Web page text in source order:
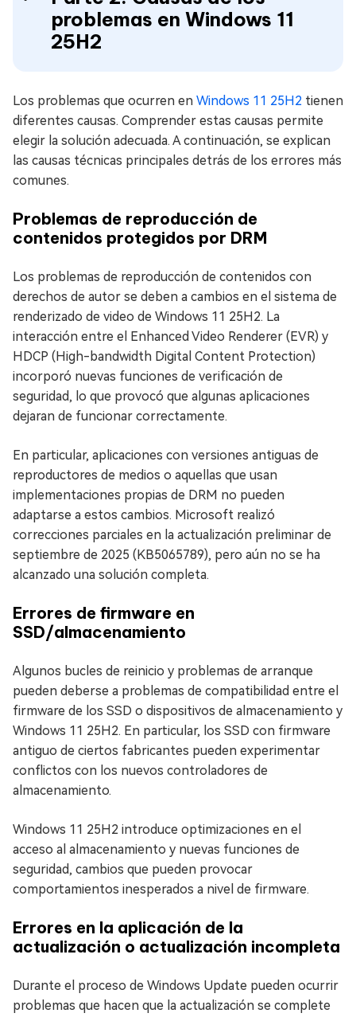
problemas en Windows 11
25H2
Los problemas que ocurren en Windows 11 25H2 tienen
diferentes causas. Comprender estas causas permite
elegir la solución adecuada. A continuación, se explican
las causas técnicas principales detrás de los errores más
comunes.
Problemas de reproducción de
contenidos protegidos por DRM
Los problemas de reproducción de contenidos con
derechos de autor se deben a cambios en el sistema de
renderizado de video de Windows 11 25H2. La
interacción entre el Enhanced Video Renderer (EVR) y
HDCP (High-bandwidth Digital Content Protection)
incorporó nuevas funciones de verificación de
seguridad, lo que provocó que algunas aplicaciones
dejaran de funcionar correctamente.
En particular, aplicaciones con versiones antiguas de
reproductores de medios o aquellas que usan
implementaciones propias de DRM no pueden
adaptarse a estos cambios. Microsoft realizó
correcciones parciales en la actualización preliminar de
septiembre de 2025 (KB5065789), pero aún no se ha
alcanzado una solución completa.
Errores de firmware en
SSD/almacenamiento
Algunos bucles de reinicio y problemas de arranque
pueden deberse a problemas de compatibilidad entre el
firmware de los SSD o dispositivos de almacenamiento y
Windows 11 25H2. En particular, los SSD con firmware
antiguo de ciertos fabricantes pueden experimentar
conflictos con los nuevos controladores de
almacenamiento.
Windows 11 25H2 introduce optimizaciones en el
acceso al almacenamiento y nuevas funciones de
seguridad, cambios que pueden provocar
comportamientos inesperados a nivel de firmware.
Errores en la aplicación de la
actualización o actualización incompleta
Durante el proceso de Windows Update pueden ocurrir
problemas que hacen que la actualización se complete